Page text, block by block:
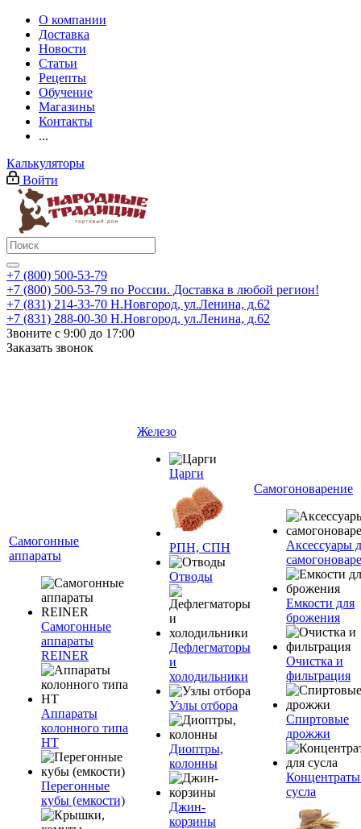
О компании
Доставка
Новости
Статьи
Рецепты
Обучение
Магазины
Контакты
...
Калькуляторы
Войти
+7 (800) 500-53-79
+7 (800) 500-53-79 по России. Доставка в любой регион!
+7 (831) 214-33-70 Н.Новгород, ул.Ленина, д.62
+7 (831) 288-00-30 Н.Новгород, ул.Ленина, д.62
Звоните с 9:00 до 17:00
Заказать звонок
Самогонные
аппараты
Самогонные
аппараты
REINER
Аппараты
колонного типа
НТ
Перегонные
кубы (емкости)
Железо
Царги
РПН, СПН
Отводы
Дефлегматоры
и
холодильники
Узлы отбора
Диоптры,
колонны
Джин-
корзины
Самогоноварение
Аксессуары
Емкости для
брожения
Очистка и
фильтрация
Спиртовые
дрожжи
сусла